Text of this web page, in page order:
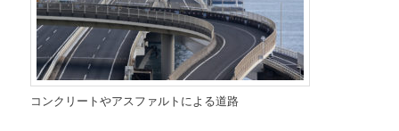
コンクリートやアスファルトによる道路